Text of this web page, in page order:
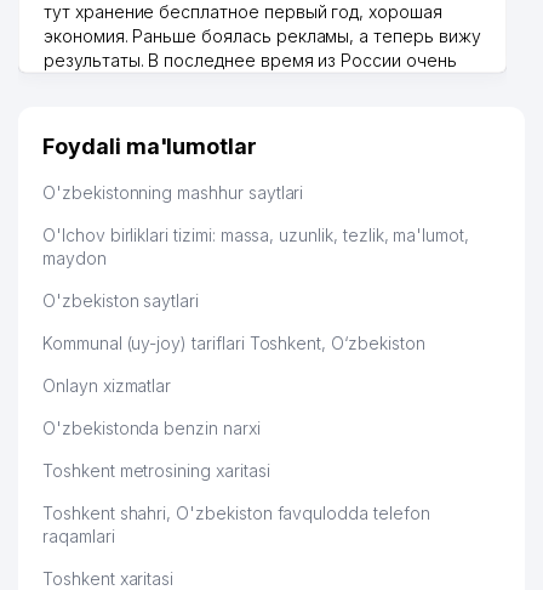
тут хранение бесплатное первый год, хорошая
экономия. Раньше боялась рекламы, а теперь вижу
результаты. В последнее время из России очень
дальше развиваюсь потихоньку😊
Hamida 03.08.2026 12:45:39
Foydali ma'lumotlar
O'zbekistonning mashhur saytlari
O'lchov birliklari tizimi: massa, uzunlik, tezlik, ma'lumot,
maydon
O'zbekiston saytlari
Kommunal (uy-joy) tariflari Toshkent, O‘zbekiston
Onlayn xizmatlar
O'zbekistonda benzin narxi
Toshkent metrosining xaritasi
Toshkent shahri, O'zbekiston favqulodda telefon
raqamlari
Toshkent xaritasi